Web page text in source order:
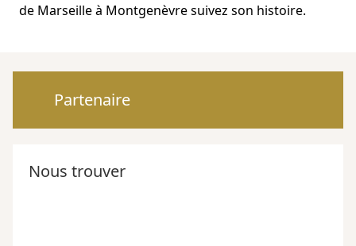
Partenaire
Nous trouver